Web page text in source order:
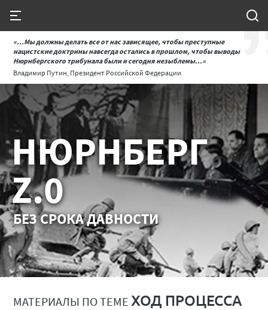
«...Мы должны делать все от нас зависящее, чтобы преступные
нацистские доктрины навсегда остались в прошлом, чтобы выводы
Нюрнбергского трибунала были и сегодня незыблемы...»
Владимир Путин, Президент Российской Федерации
НЮРНБЕРГ
Z.0
БЕЗ СРОКА ДАВНОСТИ
МАТЕРИАЛЫ ПО ТЕМЕХОД ПРОЦЕССА